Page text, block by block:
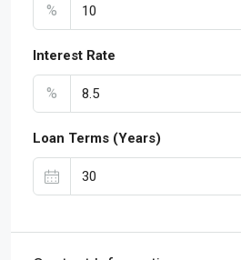
%
Interest Rate
%
Loan Terms (Years)